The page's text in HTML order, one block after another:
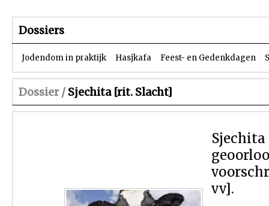
Dossiers
Jodendom in praktijk Hasjkafa Feest- en Gedenkdagen
Dossier / Sjechita [rit. Slacht]
vv].